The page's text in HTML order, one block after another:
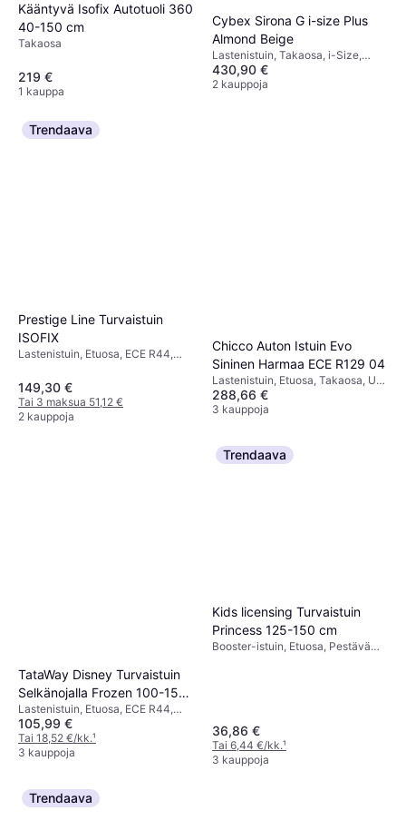
Kääntyvä Isofix Autotuoli 360
40-150 cm
Takaosa
219 €
1 kauppa
Cybex Sirona G i-size Plus
Almond Beige
Lastenistuin, Takaosa, i-Size,
Vastasyntyneen istuimen
pienennin mukana, Säädettävä
430,90 €
2 kauppoja
Trendaava
Prestige Line Turvaistuin
ISOFIX
Lastenistuin, Etuosa, ECE R44,
149,30 €
Tai 3 maksua 51,12 €
2 kauppoja
Chicco Auton Istuin Evo
Sininen Harmaa ECE R129 04
Lastenistuin, Etuosa, Takaosa, UN
R129, i-Size, Vastasyntyneen
istuimen pienennin mukana,
Pestävä päällinen
288,66 €
3 kauppoja
TataWay Disney Turvaistuin
Selkänojalla Frozen 100-150
cm R129
Lastenistuin, Etuosa, ECE R44,
Pestävä päällinen
105,99 €
Tai 18,52 €/kk.¹
3 kauppoja
Trendaava
Kids licensing Turvaistuin
Princess 125-150 cm
Booster-istuin, Etuosa, Pestävä
36,86 €
Tai 6,44 €/kk.¹
3 kauppoja
Trendaava